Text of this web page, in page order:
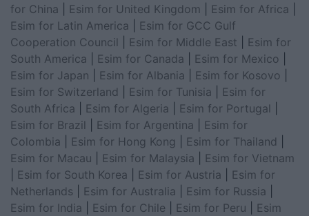
for China
Esim for United Kingdom Esim for Africa
Esim for Latin America
Esim for GCC Gulf
Cooperation Council
Esim for Middle East
Esim for
South America
Esim for Canada Esim for Mexico
Esim for Japan
Esim for Albania Esim for Kosovo
Esim for Switzerland
Esim for Tunisia
Esim for
South Africa
Esim for Algeria Esim for Portugal
Esim for Brazil
Esim for Argentina
Esim for
Colombia
Esim for Hong Kong Esim for Thailand
Esim for Macau
Esim for Malaysia
Esim for Vietnam
Esim for South Korea Esim for Austria
Esim for
Netherlands
Esim for Australia Esim for Russia
Esim for India
Esim for Chile Esim for Peru
Esim